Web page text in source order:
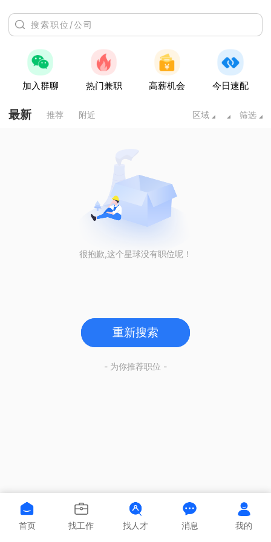
加入群聊 热门兼职 高薪机会 今日速配
最新 推荐 附近 区域 筛选
很抱歉,这个星球没有职位呢！
重新搜索
- 为你推荐职位 -
首页 找工作 找人才 消息 我的